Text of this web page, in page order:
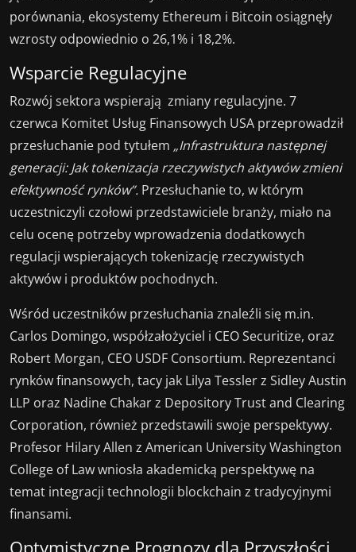
porównania, ekosystemy Ethereum i Bitcoin osiągnęły
wzrosty odpowiednio o 26,1% i 18,2%.
Wsparcie Regulacyjne
Rozwój sektora wspierają zmiany regulacyjne. 7
czerwca Komitet Usług Finansowych USA przeprowadził
przesłuchanie pod tytułem „Infrastruktura następnej
generacji: Jak tokenizacja rzeczywistych aktywów zmieni
efektywność rynków”. Przesłuchanie to, w którym
uczestniczyli czołowi przedstawiciele branży, miało na
celu ocenę potrzeby wprowadzenia dodatkowych
regulacji wspierających tokenizację rzeczywistych
aktywów i produktów pochodnych.
Wśród uczestników przesłuchania znaleźli się m.in.
Carlos Domingo, współzałożyciel i CEO Securitize, oraz
Robert Morgan, CEO USDF Consortium. Reprezentanci
rynków finansowych, tacy jak Lilya Tessler z Sidley Austin
LLP oraz Nadine Chakar z Depository Trust and Clearing
Corporation, również przedstawili swoje perspektywy.
Profesor Hilary Allen z American University Washington
College of Law wniosła akademicką perspektywę na
temat integracji technologii blockchain z tradycyjnymi
finansami.